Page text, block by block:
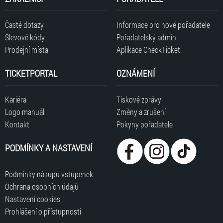
Časté dotazy
Slevové kódy
Prodejní místa
Informace pro nové pořadatele
Pořadatelský admin
Aplikace CheckTicket
TICKETPORTAL
Kariéra
Logo manuál
Kontakt
OZNÁMENÍ
Tiskové zprávy
Změny a zrušení
Pokyny pořadatele
PODMÍNKY A NASTAVENÍ
Podmínky nákupu vstupenek
Ochrana osobních údajů
Nastavení cookies
Prohlášení o přístupnosti